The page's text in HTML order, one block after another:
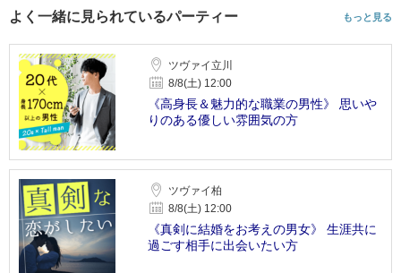
よく一緒に見られているパーティー もっと見る
ツヴァイ立川
8/8(土) 12:00
《高身長＆魅力的な職業の男性》 思いや
りのある優しい雰囲気の方
ツヴァイ柏
8/8(土) 12:00
《真剣に結婚をお考えの男女》 生涯共に
過ごす相手に出会いたい方